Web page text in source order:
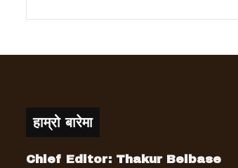
हाम्रो बारेमा
Chief Editor: Thakur Belbase